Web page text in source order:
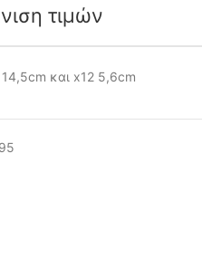
τιμών
και x12 5,6cm